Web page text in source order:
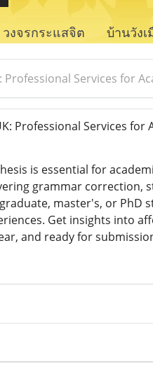
วงจรกระแสจิต บ้านวังเ
Services for
Professional Services for
is essential for
grammar correction,
master's, or PhD
Get insights into
and ready for